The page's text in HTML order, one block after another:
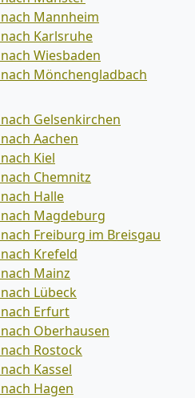
Mannheim
Karlsruhe
Wiesbaden
Mönchen­gladbach
Gelsenkirchen
Aachen
Kiel
Chemnitz
Halle
Magdeburg
Freiburg im Breisgau
Krefeld
Mainz
Lübeck
Erfurt
Oberhausen
Rostock
Kassel
Hagen